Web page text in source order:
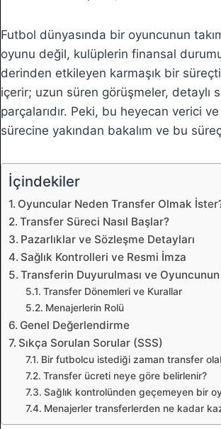
Futbol dünyasında bir oyuncunun
oyunu değil, kulüplerin finansal
derinden etkileyen karmaşık bir
içerir; uzun süren görüşmeler, detaylı
parçalarıdır. Peki, bu heyecan verici
sürecine yakından bakalım ve bu
İçindekiler
Oyuncular Neden Transfer Olmak
Transfer Süreci Nasıl Başlar?
Pazarlıklar ve Sözleşme Detayları
Sağlık Kontrolleri ve Resmi İmza
Transferin Duyurulması ve Oyuncunun
Transfer Dönemleri ve Kurallar
Menajerlerin Rolü
Genel Değerlendirme
Sıkça Sorulan Sorular (SSS)
Bir futbolcu istediği zaman transfer
Transfer ücreti neye göre belirlenir?
Sağlık kontrolünden geçemeyen bir
Menajerler transferlerden ne kadar